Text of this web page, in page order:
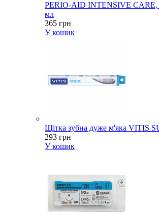
PERIO-AID INTENSIVE CARE,
мл
365 грн
У кошик
Щітка зубна дуже м'яка VITIS
293 грн
У кошик